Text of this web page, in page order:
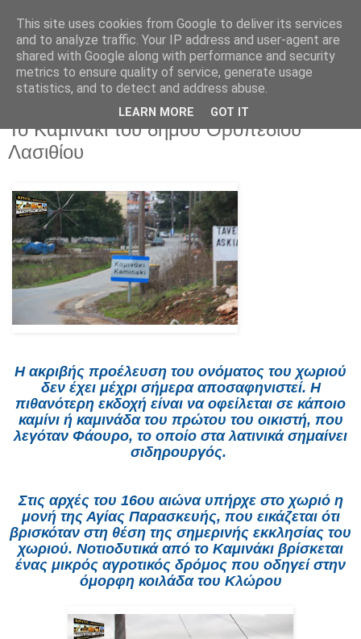
Δευτέρα 31 Μαρτίου 2025
Το Καμινάκι του δήμου Οροπεδίου
Λασιθίου
H ακριβής προέλευση του ονόματος του χωριού
δεν έχει μέχρι σήμερα αποσαφηνιστεί. Η
πιθανότερη εκδοχή είναι να οφείλεται σε κάποιο
καμίνι ή καμινάδα του πρώτου του οικιστή, που
λεγόταν Φάουρο, το οποίο στα λατινικά σημαίνει
σιδηρουργός.
Στις αρχές του 16ου αιώνα υπήρχε στο χωριό η
μονή της Αγίας Παρασκευής, που εικάζεται ότι
βρισκόταν στη θέση της σημερινής εκκλησίας του
χωριού. Νοτιοδυτικά από το Καμινάκι βρίσκεται
ένας μικρός αγροτικός δρόμος που οδηγεί στην
όμορφη κοιλάδα του Κλώρου
This site uses cookies from Google to deliver its services
and to analyze traffic. Your IP address and user-agent are
shared with Google along with performance and security
metrics to ensure quality of service, generate usage
statistics, and to detect and address abuse.
LEARN MORE GOT IT